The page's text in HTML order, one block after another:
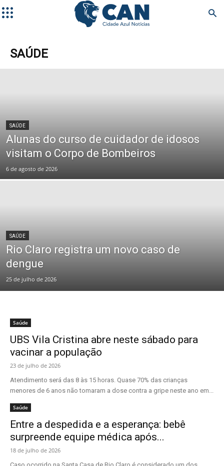
SAÚDE
SAÚDE
Alunas do curso de cuidador de idosos
visitam o Corpo de Bombeiros
6 de agosto de 2026
SAÚDE
Rio Claro registra um novo caso de
dengue
25 de julho de 2026
Saúde
UBS Vila Cristina abre neste sábado para
vacinar a população
23 de julho de 2026
Atendimento será das 8 às 15 horas. Quase 70% das crianças
menores de 6 anos não tomaram a dose contra a gripe neste ano em...
Saúde
Entre a despedida e a esperança: bebê
surpreende equipe médica após...
18 de julho de 2026